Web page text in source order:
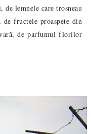
lemnele care trosneau
de fructele proaspete din
de parfumul florilor